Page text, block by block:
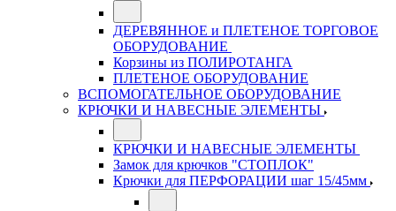
ДЕРЕВЯННОЕ и ПЛЕТЕНОЕ ТОРГОВОЕ
ОБОРУДОВАНИЕ
Корзины из ПОЛИРОТАНГА
ПЛЕТЕНОЕ ОБОРУДОВАНИЕ
ВСПОМОГАТЕЛЬНОЕ ОБОРУДОВАНИЕ
КРЮЧКИ И НАВЕСНЫЕ ЭЛЕМЕНТЫ
КРЮЧКИ И НАВЕСНЫЕ ЭЛЕМЕНТЫ
Замок для крючков "СТОПЛОК"
Крючки для ПЕРФОРАЦИИ шаг 15/45мм